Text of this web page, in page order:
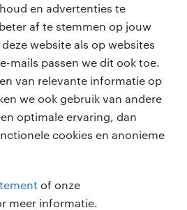
en advertenties te
af te stemmen op jouw
website als op websites
mails passen we dit ook toe.
van relevante informatie op
we ook gebruik van andere
optimale ervaring, dan
cookies en anonieme
of onze
meer informatie.
score 4.15 -
is een geregistreerd handelsmerk van